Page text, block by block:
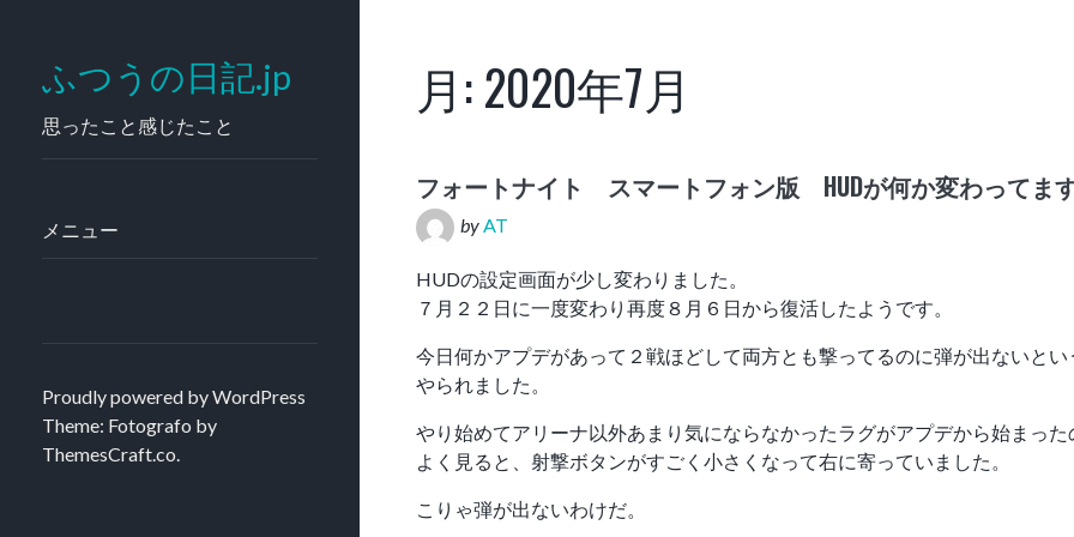
ふつうの日記.jp
思ったこと感じたこと
メニュー
Proudly powered by WordPress
Theme: Fotografo by
ThemesCraft.co.
月:2020年7月
フォートナイト スマートフォン版 HUDが何か変わってま
byAT
HUDの設定画面が少し変わりました。
７月２２日に一度変わり再度８月６日から復活したようです。
今日何かアプデがあって２戦ほどして両方とも撃ってるのに弾が出ないとい
やられました。
やり始めてアリーナ以外あまり気にならなかったラグがアプデから始まっ
よく見ると、射撃ボタンがすごく小さくなって右に寄っていました。
こりゃ弾が出ないわけだ。